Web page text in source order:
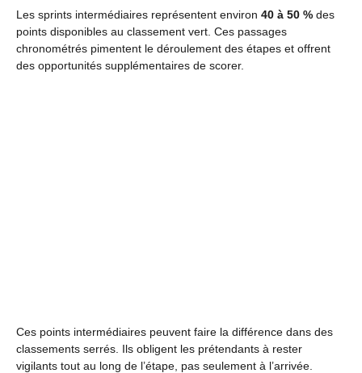
Les sprints intermédiaires représentent environ 40 à 50 % des
points disponibles au classement vert. Ces passages
chronométrés pimentent le déroulement des étapes et offrent
des opportunités supplémentaires de scorer.
Ces points intermédiaires peuvent faire la différence dans des
classements serrés. Ils obligent les prétendants à rester
vigilants tout au long de l’étape, pas seulement à l’arrivée.